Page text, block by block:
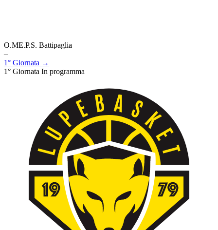
O.ME.P.S. Battipaglia
–
1° Giornata →
1° Giornata In programma